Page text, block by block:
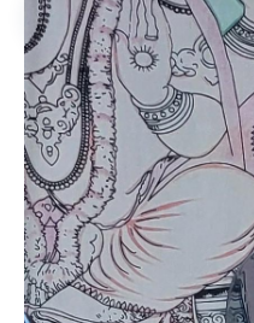
Anael H.
-150kgqu'à l'achat
Description de
Location vespa gts super
Année 2023
Très bon état
6848km
#scooter